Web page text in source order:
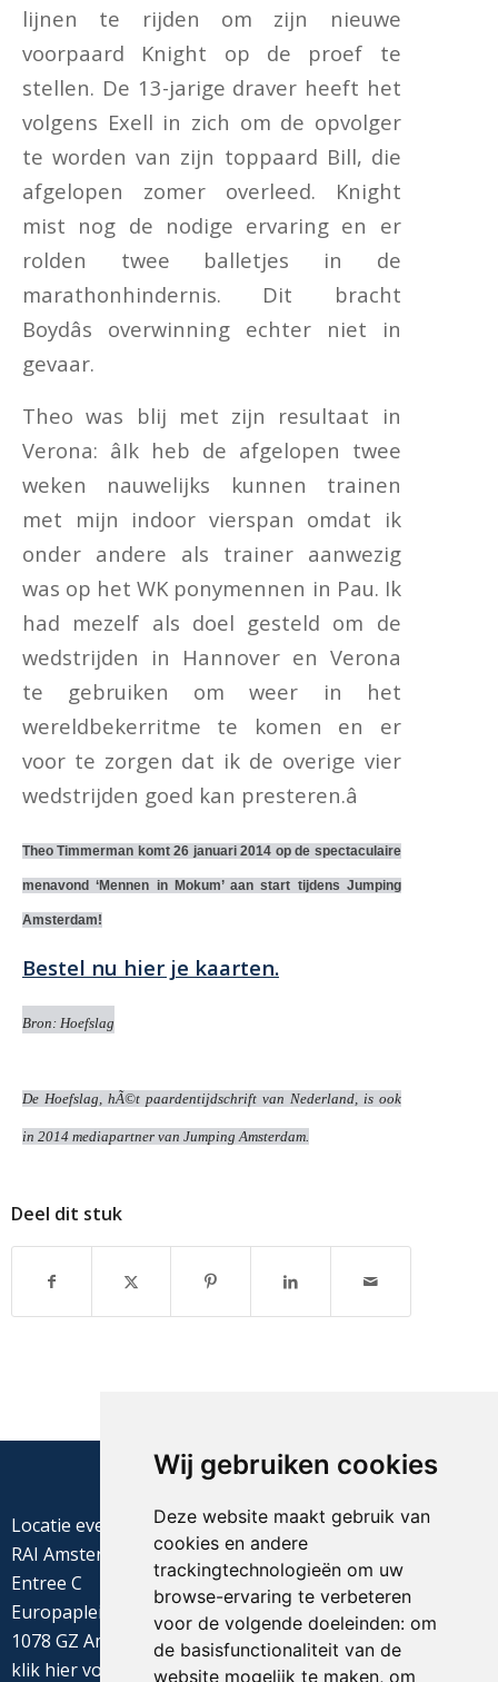
Wij gebruiken cookies
Deze website maakt gebruik van
cookies en andere
trackingtechnologieën om uw
browse-ervaring te verbeteren
voor de volgende doeleinden: om
de basisfunctionaliteit van de
website mogelijk te maken, om
lijnen te rijden om zijn nieuwe
voorpaard Knight op de proef te
stellen. De 13-jarige draver heeft het
volgens Exell in zich om de opvolger
te worden van zijn toppaard Bill, die
afgelopen zomer overleed. Knight
mist nog de nodige ervaring en er
rolden twee balletjes in de
marathonhindernis. Dit bracht
Boydâs overwinning echter niet in
gevaar.
Theo was blij met zijn resultaat in
Verona: âIk heb de afgelopen twee
weken nauwelijks kunnen trainen
met mijn indoor vierspan omdat ik
onder andere als trainer aanwezig
was op het WK ponymennen in Pau. Ik
had mezelf als doel gesteld om de
wedstrijden in Hannover en Verona
te gebruiken om weer in het
wereldbekerritme te komen en er
voor te zorgen dat ik de overige vier
wedstrijden goed kan presteren.â
Theo Timmerman komt 26 januari 2014 op de spectaculaire
menavond ‘Mennen in Mokum’ aan start tijdens Jumping
Amsterdam!
Bestel nu hier je kaarten.
Bron: Hoefslag
De Hoefslag, hÃ©t paardentijdschrift van Nederland, is ook
in 2014 mediapartner van Jumping Amsterdam.
Deel dit stuk
Locatie evenement
RAI Amsterdam
Entree C
Europaplein 22
1078 GZ Amsterdam
klik hiervoor de routebeschrijving